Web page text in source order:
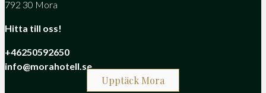
792 30 Mora
Hitta till oss!
+46250592650
info@morahotell.se
Upptäck Mora